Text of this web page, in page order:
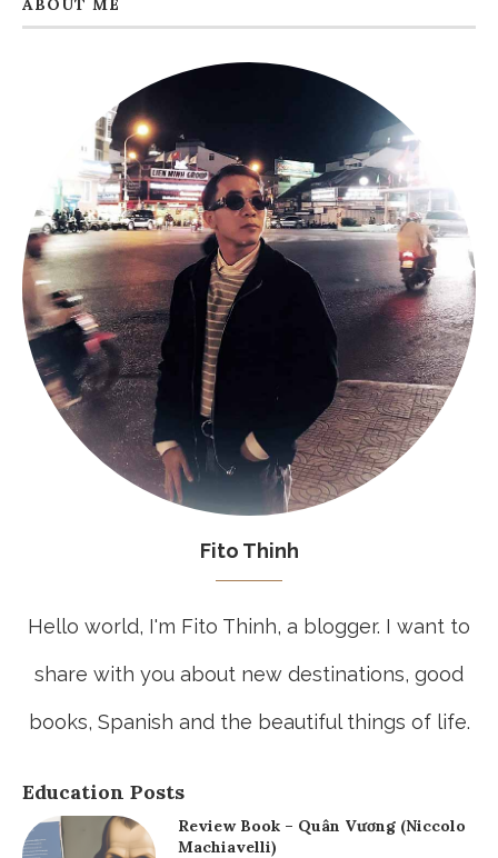
Fito Thinh
Hello world, I'm Fito Thinh, a blogger. I want to
share with you about new destinations, good
books, Spanish and the beautiful things of life.
Education Posts
Review Book – Quân Vương (Niccolo
Machiavelli)